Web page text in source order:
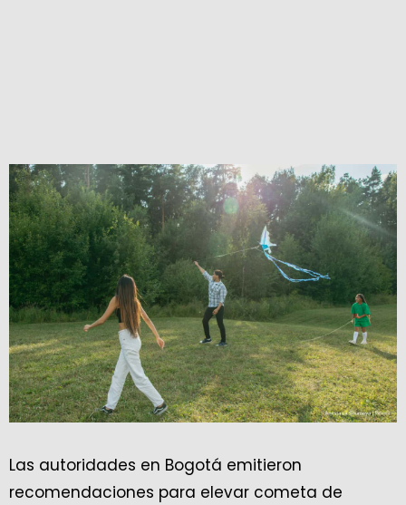
Las autoridades en Bogotá emitieron
recomendaciones para elevar cometa de